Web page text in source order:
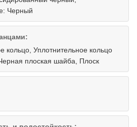
Черный
кольцо, Уплотнительное кольцо
плоская шайба, Плоск